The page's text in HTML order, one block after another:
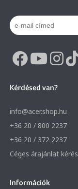
Kérdésed van?
info@acer.shop.hu
+36 20 / 800 2237
+36 20 / 372 2237
Céges árajánlat kérés
Információk